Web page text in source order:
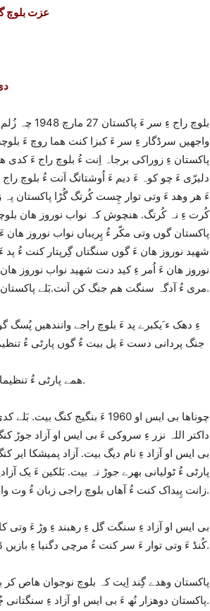
عزت بلوچ
بلوچ راج
واجھیں سرڈگار ءِ سر ءَ کبزا کنت ھما روچ ءَ
پاکستان ءِ زوراکی برجاہ اِنت ءُ بلوچ راج ءَ
دلیرّی ءَ چو کوہ ءَ دیم ءَ اُوشتاتگ اَنت ءُ بلوچ
ءَ ھر وھد ءَ وتی توار چِست کُرتگ گُڑا پاکستان
کُرت ءِ نہ کُرتگ. ھنچوش کہ نواب نوروز ھان
پاکستان گوں وتی مکّر ءُ پِریباں نواب نوروز
شھید نوروز ھان ءَ گوں سنگتاں گِرپتار کنت ءُ
نوروز ھان ءَ اُمر ءِ کید دنت شھید نواب نوروز
مری ءُ آدگہ سنگت ھم جنگ کن اَنت.بَلے پاکستان ءَ پہ ایمنی نِندگ ءَ نئیل اَنت. لھتیں وھد ءَ پد جنگ بند بیت.
جنگ پردانی دست ءَ یل بیت ءُ گوں پارٹی ءُ
ھمے پارٹی ءُ تنظیمانی تہ ءَ یک بلوچ نودربرانی گلے ھم ھوار بیت. آ بی ایس او آزاد اِنت.
چوناھا بی ایس او 1960 ءَ
بی ایس او آزاد ءِ نام دیگ بیت. آزاد پمیشکا
پارٹی ءُ ٹولیانی بھرے جوڑ نہ بیت. بَلکین ءَ یک
زانت پِیداک کنت ءُ آھاں بلوچ راجی زبان ءُ وت واجھی ءِ بابت سرپدی دنت ءُ گوں وانگ جاھاں بندوک بیت.
بی ایس او آزاد ءِ سنگت گل ءِ رھبند ءِ وڑ ءَ وتی
کُنڈ ءَ وتی توار ءَ سر کنت ءُ مرچی دگنیا ءِ بازیں ڈیھانی تہ ءَ بی ایس او آزاد سر بوتگ ءُ سربوگ ءَ اِنت.
پاکستان وھدے گِند اِیت کہ بلوچ نوجوان ھاص کر
پاکستان دوھزار نُھ ءَ بی ایس او آزاد ءِ سنگتانی چُست ءُ شھید کنگ بندات کنت.